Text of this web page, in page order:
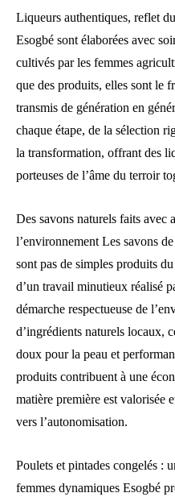
Liqueurs authentiques, reflet
Esogbé sont élaborées avec
cultivés par les femmes
que des produits, elles sont le
transmis de génération en
chaque étape, de la sélection
la transformation, offrant des
porteuses de l’âme du terroir
Des savons naturels faits avec
l’environnement Les savons
sont pas de simples produits
d’un travail minutieux réalisé
démarche respectueuse de
d’ingrédients naturels locaux,
doux pour la peau et
produits contribuent à une
matière première est valorisée
vers l’autonomisation.
Poulets et pintades congelés :
femmes dynamiques Esogbé